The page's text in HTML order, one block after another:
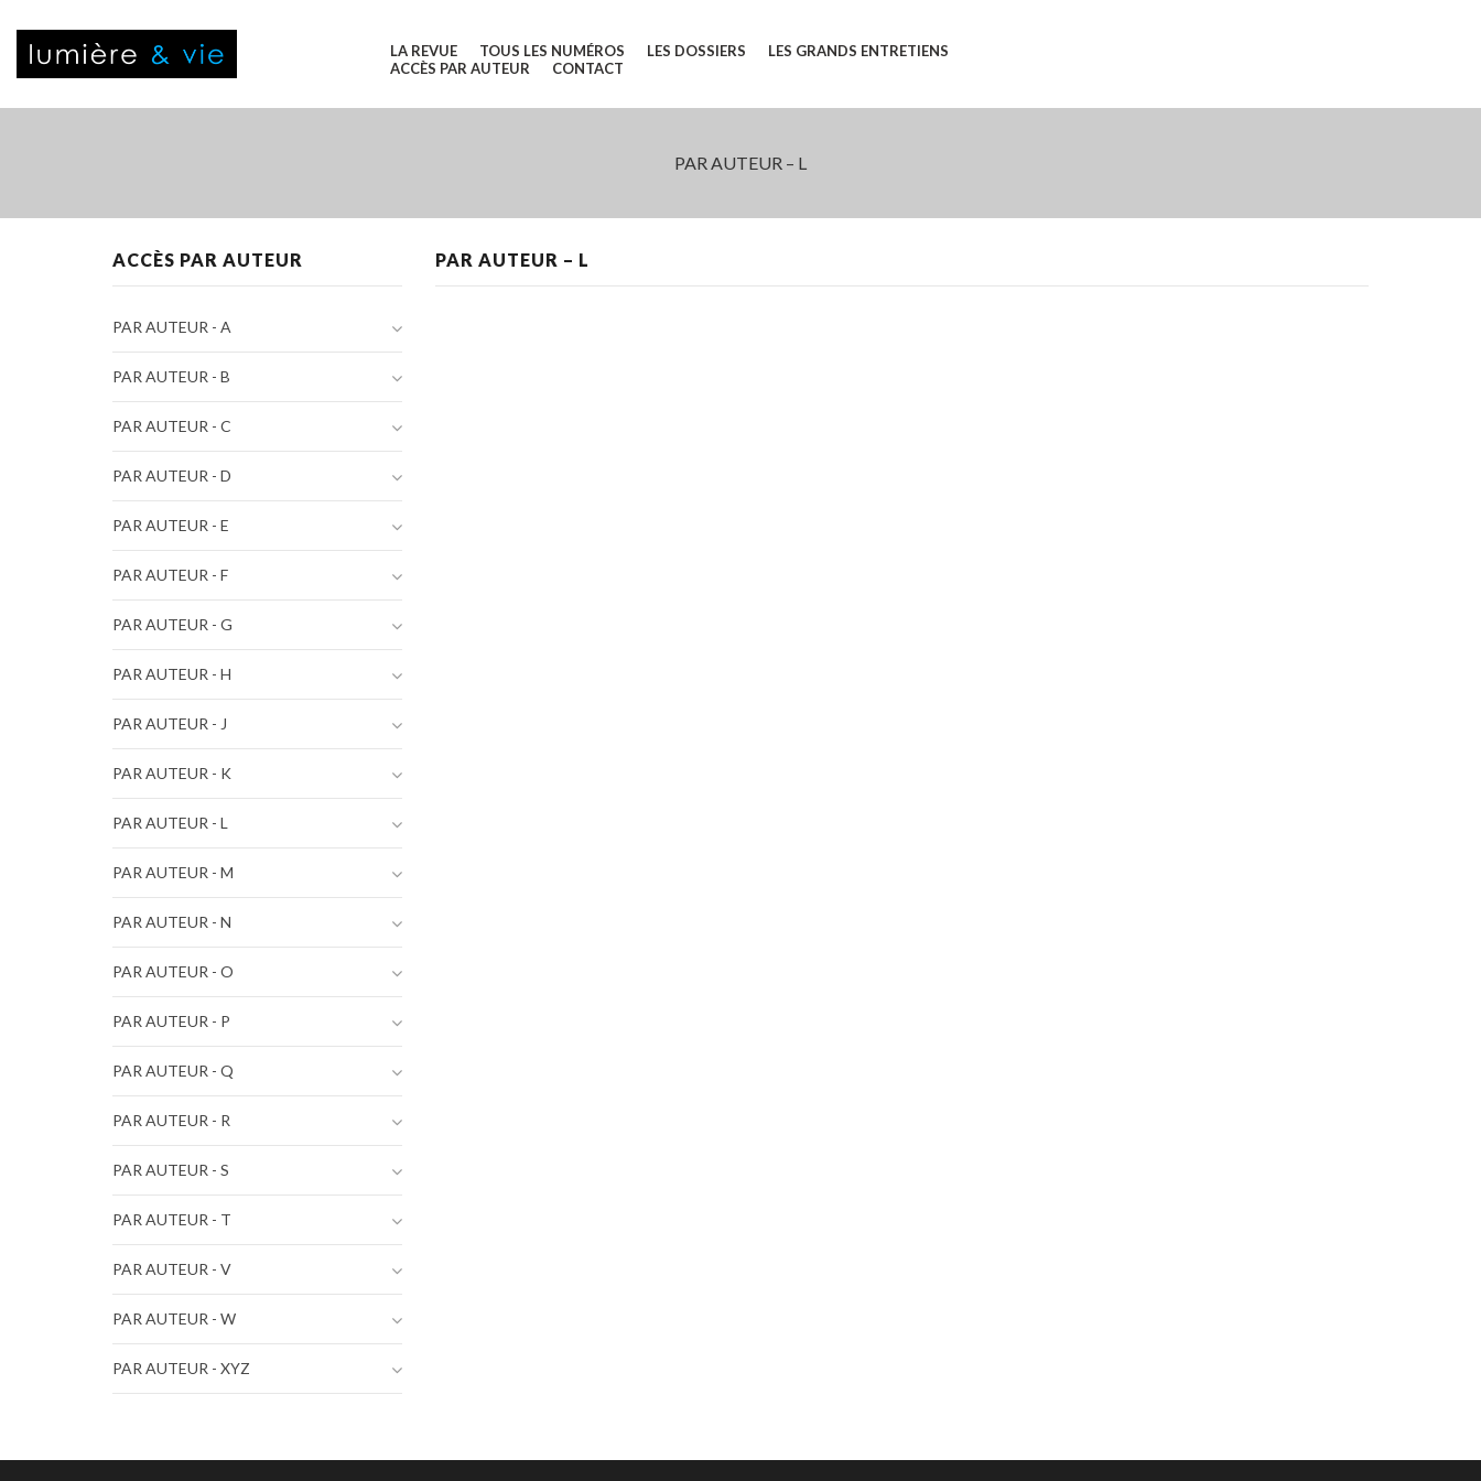
LA REVUE TOUS LES NUMÉROS LES DOSSIERS
LES GRANDS ENTRETIENS
ACCÈS PAR AUTEUR
CONTACT
PAR AUTEUR – L
ACCÈS PAR AUTEUR
PAR AUTEUR - A
PAR AUTEUR - B
PAR AUTEUR - C
PAR AUTEUR - D
PAR AUTEUR - E
PAR AUTEUR - F
PAR AUTEUR - G
PAR AUTEUR - H
PAR AUTEUR - J
PAR AUTEUR - K
PAR AUTEUR - L
PAR AUTEUR - M
PAR AUTEUR - N
PAR AUTEUR - O
PAR AUTEUR - P
PAR AUTEUR - Q
PAR AUTEUR - R
PAR AUTEUR - S
PAR AUTEUR - T
PAR AUTEUR - V
PAR AUTEUR - W
PAR AUTEUR - XYZ
PAR AUTEUR – L